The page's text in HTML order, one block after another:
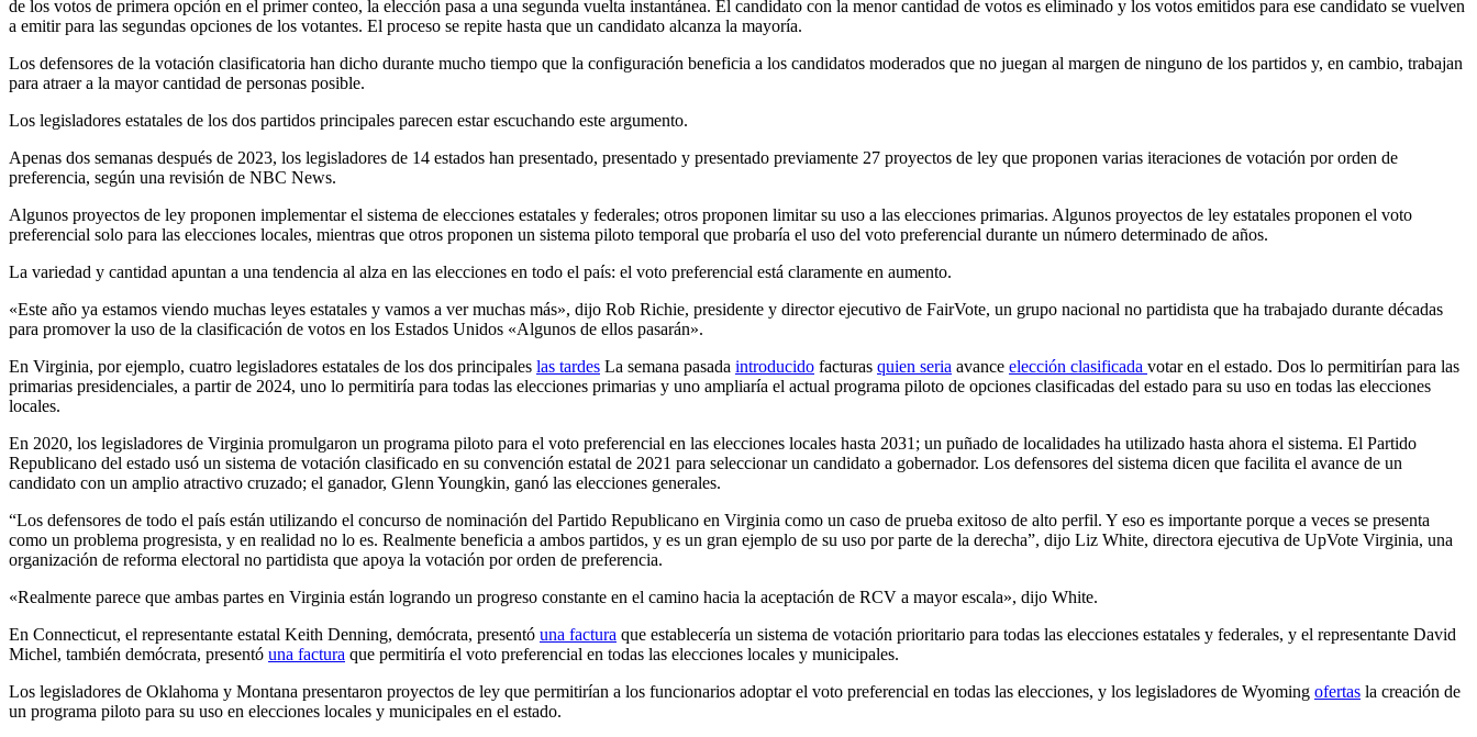
de los votos de primera opción en el primer conteo, la elección pasa a una segunda vuelta instantánea. El candidato con la menor cantidad de votos es eliminado y los votos emitidos para ese candidato se vuelven
a emitir para las segundas opciones de los votantes. El proceso se repite hasta que un candidato alcanza la mayoría.
Los defensores de la votación clasificatoria han dicho durante mucho tiempo que la configuración beneficia a los candidatos moderados que no juegan al margen de ninguno de los partidos y, en cambio, trabajan
para atraer a la mayor cantidad de personas posible.
Los legisladores estatales de los dos partidos principales parecen estar escuchando este argumento.
Apenas dos semanas después de 2023, los legisladores de 14 estados han presentado, presentado y presentado previamente 27 proyectos de ley que proponen varias iteraciones de votación por orden de
preferencia, según una revisión de NBC News.
Algunos proyectos de ley proponen implementar el sistema de elecciones estatales y federales; otros proponen limitar su uso a las elecciones primarias. Algunos proyectos de ley estatales proponen el voto
preferencial solo para las elecciones locales, mientras que otros proponen un sistema piloto temporal que probaría el uso del voto preferencial durante un número determinado de años.
La variedad y cantidad apuntan a una tendencia al alza en las elecciones en todo el país: el voto preferencial está claramente en aumento.
«Este año ya estamos viendo muchas leyes estatales y vamos a ver muchas más», dijo Rob Richie, presidente y director ejecutivo de FairVote, un grupo nacional no partidista que ha trabajado durante décadas
para promover la uso de la clasificación de votos en los Estados Unidos «Algunos de ellos pasarán».
En Virginia, por ejemplo, cuatro legisladores estatales de los dos principales las tardes La semana pasada introducido facturas quien seria avance elección clasificada votar en el estado. Dos lo permitirían para las
primarias presidenciales, a partir de 2024, uno lo permitiría para todas las elecciones primarias y uno ampliaría el actual programa piloto de opciones clasificadas del estado para su uso en todas las elecciones
locales.
En 2020, los legisladores de Virginia promulgaron un programa piloto para el voto preferencial en las elecciones locales hasta 2031; un puñado de localidades ha utilizado hasta ahora el sistema. El Partido
Republicano del estado usó un sistema de votación clasificado en su convención estatal de 2021 para seleccionar un candidato a gobernador. Los defensores del sistema dicen que facilita el avance de un
candidato con un amplio atractivo cruzado; el ganador, Glenn Youngkin, ganó las elecciones generales.
“Los defensores de todo el país están utilizando el concurso de nominación del Partido Republicano en Virginia como un caso de prueba exitoso de alto perfil. Y eso es importante porque a veces se presenta
como un problema progresista, y en realidad no lo es. Realmente beneficia a ambos partidos, y es un gran ejemplo de su uso por parte de la derecha”, dijo Liz White, directora ejecutiva de UpVote Virginia, una
organización de reforma electoral no partidista que apoya la votación por orden de preferencia.
«Realmente parece que ambas partes en Virginia están logrando un progreso constante en el camino hacia la aceptación de RCV a mayor escala», dijo White.
En Connecticut, el representante estatal Keith Denning, demócrata, presentó una factura que establecería un sistema de votación prioritario para todas las elecciones estatales y federales, y el representante David
Michel, también demócrata, presentó una factura que permitiría el voto preferencial en todas las elecciones locales y municipales.
Los legisladores de Oklahoma y Montana presentaron proyectos de ley que permitirían a los funcionarios adoptar el voto preferencial en todas las elecciones, y los legisladores de Wyoming ofertas la creación de
un programa piloto para su uso en elecciones locales y municipales en el estado.